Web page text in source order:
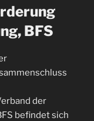
BFS
der
befindet sich